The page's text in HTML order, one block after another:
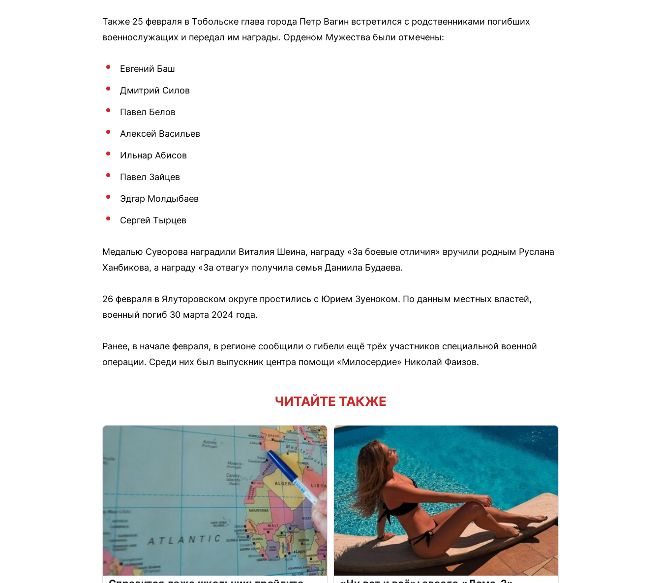
Также 25 февраля в Тобольске глава города Петр Вагин встретился с родственниками погибших
военнослужащих и передал им награды. Орденом Мужества были отмечены:
Евгений Баш
Дмитрий Силов
Павел Белов
Алексей Васильев
Ильнар Абисов
Павел Зайцев
Эдгар Молдыбаев
Сергей Тырцев
Медалью Суворова наградили Виталия Шеина, награду «За боевые отличия» вручили родным Руслана
Ханбикова, а награду «За отвагу» получила семья Даниила Будаева.
26 февраля в Ялуторовском округе простились с Юрием Зуеноком. По данным местных властей,
военный погиб 30 марта 2024 года.
Ранее, в начале февраля, в регионе сообщили о гибели ещё трёх участников специальной военной
операции. Среди них был выпускник центра помощи «Милосердие» Николай Фаизов.
ЧИТАЙТЕ ТАКЖЕ